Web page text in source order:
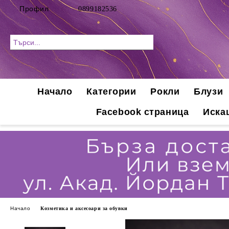
Профил 0899182536
Начало Категории Рокли
Блузи
Facebook страница
Начало Козметика и аксесоари за обувки